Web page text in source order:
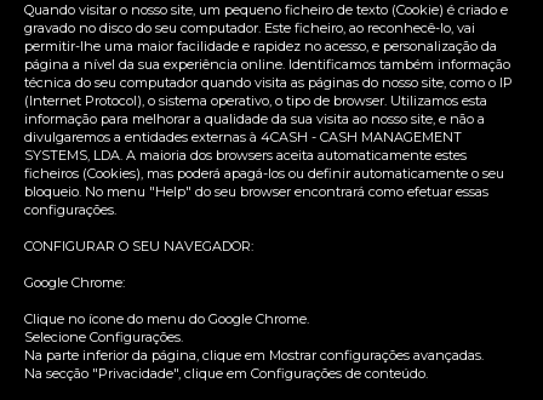
Quando visitar o nosso site, um pequeno ficheiro de texto (Cookie) é criado e
gravado no disco do seu computador. Este ficheiro, ao reconhecê-lo, vai
permitir-lhe uma maior facilidade e rapidez no acesso, e personalização da
página a nível da sua experiência online. Identificamos também informação
técnica do seu computador quando visita as páginas do nosso site, como o IP
(Internet Protocol), o sistema operativo, o tipo de browser. Utilizamos esta
informação para melhorar a qualidade da sua visita ao nosso site, e não a
divulgaremos a entidades externas à 4CASH - CASH MANAGEMENT
SYSTEMS, LDA. A maioria dos browsers aceita automaticamente estes
ficheiros (Cookies), mas poderá apagá-los ou definir automaticamente o seu
bloqueio. No menu "Help" do seu browser encontrará como efetuar essas
configurações.
CONFIGURAR O SEU NAVEGADOR:
Google Chrome:
Clique no ícone do menu do Google Chrome.
Selecione Configurações.
Na parte inferior da página, clique em Mostrar configurações avançadas.
Na secção "Privacidade", clique em Configurações de conteúdo.